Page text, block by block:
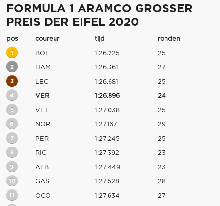
FORMULA 1 ARAMCO GROSSER
PREIS DER EIFEL 2020
pos coureur tijd ronden
1 BOT 1:26.225 25
2 HAM 1:26.361 27
3 LEC 1:26.681 25
4 VER 1:26.896 24
5 VET 1:27.038 25
6 NOR 1:27.167 29
7 PER 1:27.245 25
8 RIC 1:27.392 23
9 ALB 1:27.449 23
10 GAS 1:27.528 28
11 OCO 1:27.634 27